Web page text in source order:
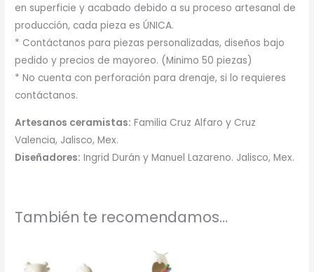
en superficie y acabado debido a su proceso artesanal de
producción, cada pieza es ÚNICA.
* Contáctanos para piezas personalizadas, diseños bajo
pedido y precios de mayoreo. (Minimo 50 piezas)
* No cuenta con perforación para drenaje, si lo requieres
contáctanos.
Artesanos ceramistas: Familia Cruz Alfaro y Cruz
Valencia, Jalisco, Mex.
Diseñadores: Ingrid Durán y Manuel Lazareno. Jalisco, Mex.
También te recomendamos…